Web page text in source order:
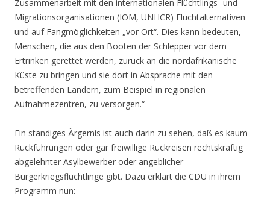
Zusammenarbeit mit den internationalen Flüchtlings- und
Migrationsorganisationen (IOM, UNHCR) Fluchtalternativen
und auf Fangmöglichkeiten „vor Ort“. Dies kann bedeuten,
Menschen, die aus den Booten der Schlepper vor dem
Ertrinken gerettet werden, zurück an die nordafrikanische
Küste zu bringen und sie dort in Absprache mit den
betreffenden Ländern, zum Beispiel in regionalen
Aufnahmezentren, zu versorgen.“
Ein ständiges Ärgernis ist auch darin zu sehen, daß es kaum
Rückführungen oder gar freiwillige Rückreisen rechtskräftig
abgelehnter Asylbewerber oder angeblicher
Bürgerkriegsflüchtlinge gibt. Dazu erklärt die CDU in ihrem
Programm nun: